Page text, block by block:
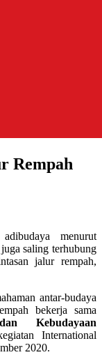
Rempah
menurut
saling terhubung
jalur rempah,
antar-budaya
bekerja sama
Kebudayaan
International
2020.